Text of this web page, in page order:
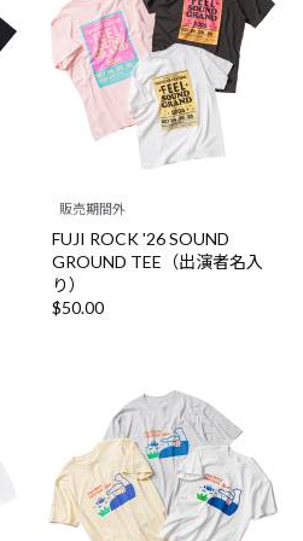
販売期間外
FUJI ROCK '26 SOUND
GROUND TEE（出演者名入
り）
$‌50.00